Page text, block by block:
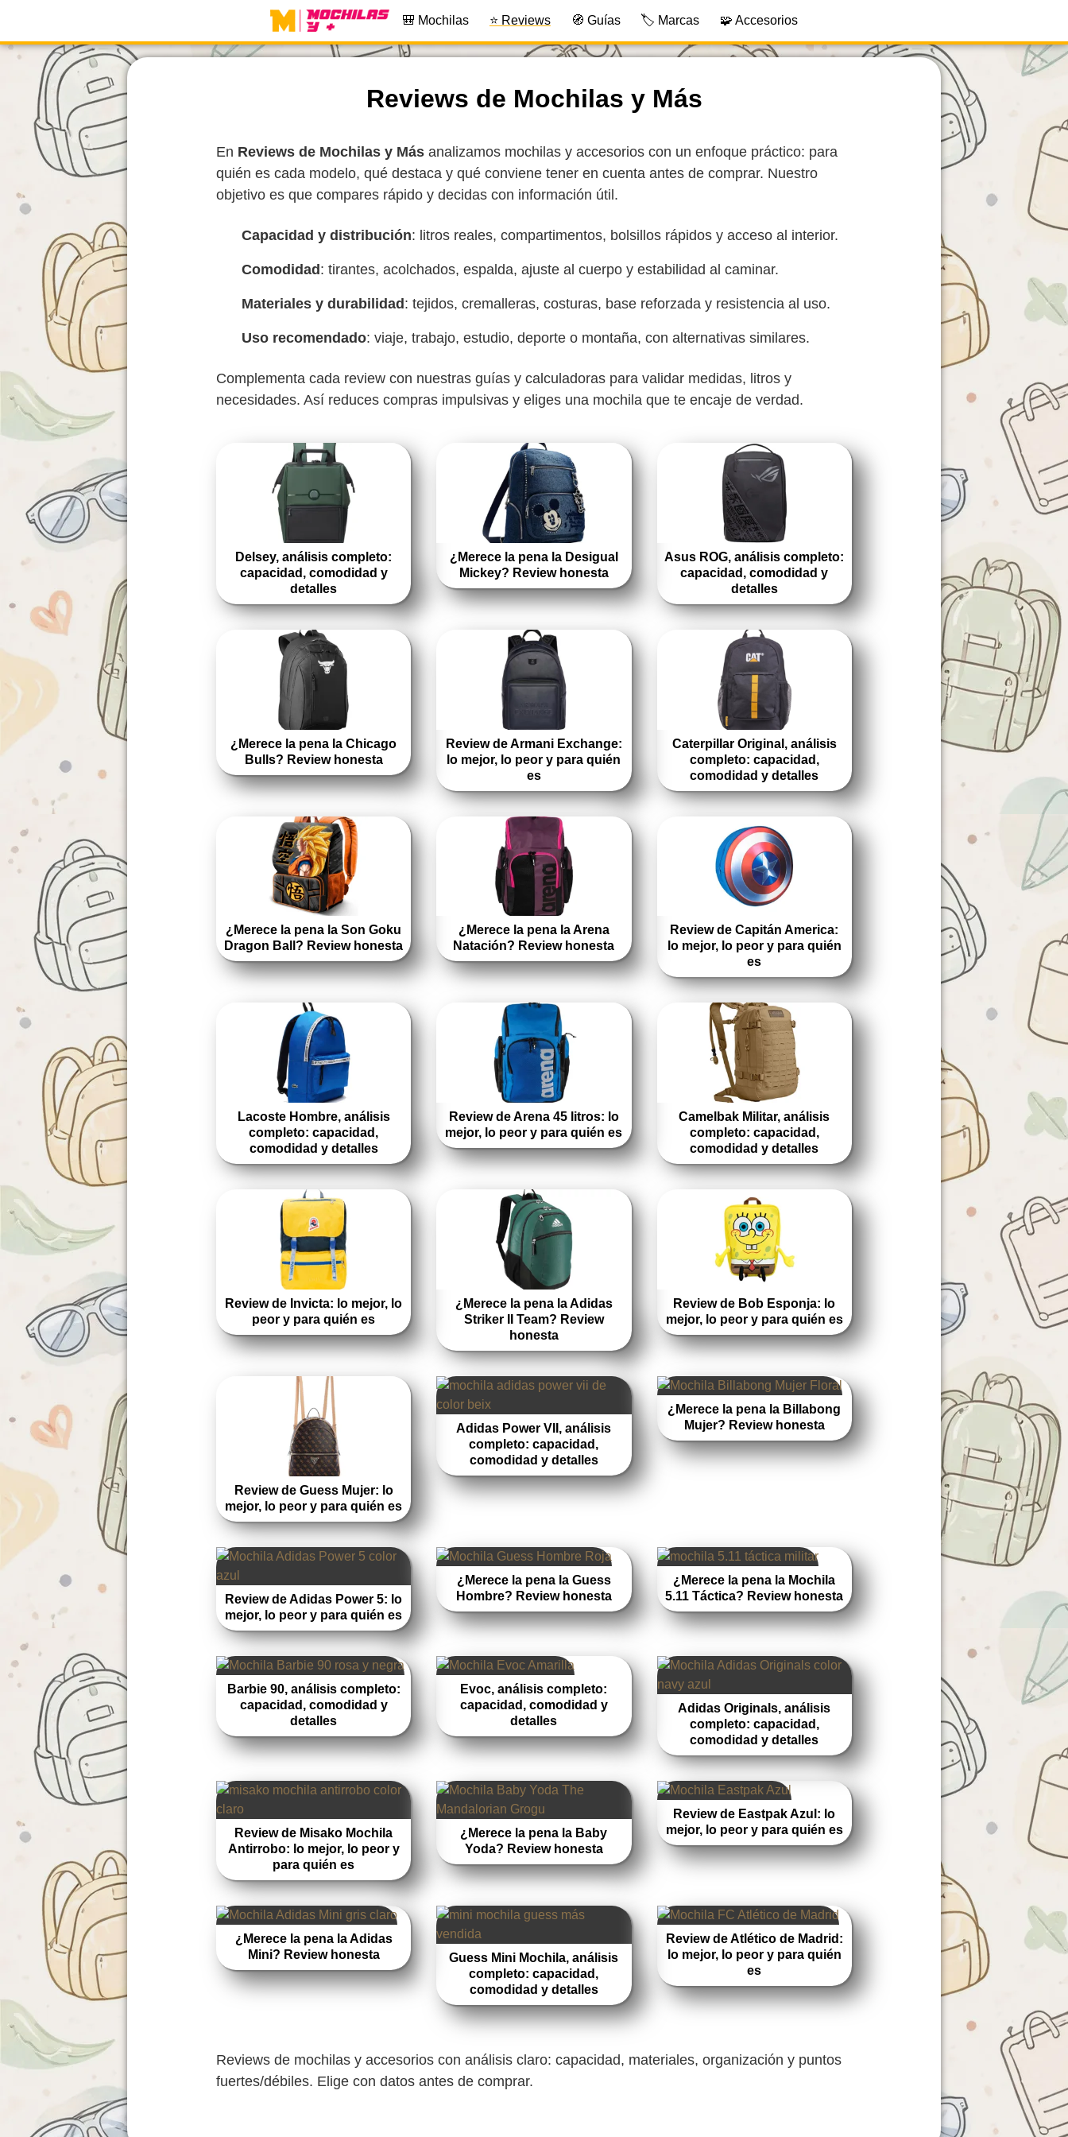
content
🎒 Mochilas ⭐ Reviews 🧭 Guías 🏷️ Marcas 🧩 Accesorios
Reviews de Mochilas y Más
En Reviews de Mochilas y Más analizamos mochilas y accesorios con un enfoque práctico: para
quién es cada modelo, qué destaca y qué conviene tener en cuenta antes de comprar. Nuestro
objetivo es que compares rápido y decidas con información útil.
Capacidad y distribución: litros reales, compartimentos, bolsillos rápidos y acceso al interior.
Comodidad : tirantes, acolchados, espalda, ajuste al cuerpo y estabilidad al caminar.
Materiales y durabilidad : tejidos, cremalleras, costuras, base reforzada y resistencia al uso.
Uso recomendado: viaje, trabajo, estudio, deporte o montaña, con alternativas similares.
Complementa cada review con nuestras guías y calculadoras para validar medidas, litros y
necesidades. Así reduces compras impulsivas y eliges una mochila que te encaje de verdad.
Delsey, análisis completo:
capacidad, comodidad y
detalles
¿Merece la pena la Desigual
Mickey? Review honesta
Asus ROG, análisis completo:
capacidad, comodidad y
detalles
¿Merece la pena la Chicago
Bulls? Review honesta
Review de Armani Exchange:
lo mejor, lo peor y para quién
es
Caterpillar Original, análisis
completo: capacidad,
comodidad y detalles
¿Merece la pena la Son Goku
Dragon Ball? Review honesta
¿Merece la pena la Arena
Natación? Review honesta
Review de Capitán America:
lo mejor, lo peor y para quién
es
Lacoste Hombre, análisis
completo: capacidad,
comodidad y detalles
Review de Arena 45 litros: lo
mejor, lo peor y para quién es
Camelbak Militar, análisis
completo: capacidad,
comodidad y detalles
Review de Invicta: lo mejor, lo
peor y para quién es
¿Merece la pena la Adidas
Striker II Team? Review
honesta
Review de Bob Esponja: lo
mejor, lo peor y para quién es
Review de Guess Mujer: lo
mejor, lo peor y para quién es
Adidas Power VII, análisis
completo: capacidad,
comodidad y detalles
¿Merece la pena la Billabong
Mujer? Review honesta
Review de Adidas Power 5: lo
mejor, lo peor y para quién es
¿Merece la pena la Guess
Hombre? Review honesta
¿Merece la pena la Mochila
5.11 Táctica? Review honesta
Barbie 90, análisis completo:
capacidad, comodidad y
detalles
Evoc, análisis completo:
capacidad, comodidad y
detalles
Adidas Originals, análisis
completo: capacidad,
comodidad y detalles
Review de Misako Mochila
Antirrobo: lo mejor, lo peor y
para quién es
¿Merece la pena la Baby
Yoda? Review honesta
Review de Eastpak Azul: lo
mejor, lo peor y para quién es
¿Merece la pena la Adidas
Mini? Review honesta
Guess Mini Mochila, análisis
completo: capacidad,
comodidad y detalles
Review de Atlético de Madrid:
lo mejor, lo peor y para quién
es
Reviews de mochilas y accesorios con análisis claro: capacidad, materiales, organización y puntos
fuertes/débiles. Elige con datos antes de comprar.